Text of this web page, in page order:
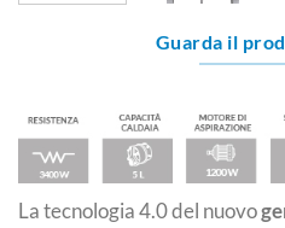
Guarda il
La tecnologia 4.0 del nuovo